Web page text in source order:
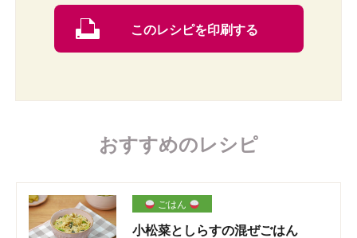
このレシピを印刷する
おすすめのレシピ
ごはん
小松菜としらすの混ぜごはん